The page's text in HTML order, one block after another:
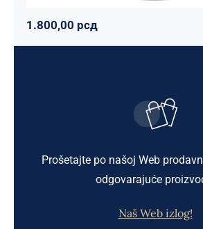
1.800,00 рсд
Prošetajte po našoj Web
odgovarajuće
Naš Web izlog!